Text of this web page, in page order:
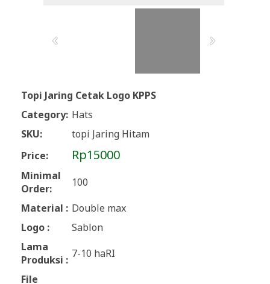
Topi Jaring Cetak Logo KPPS
Category: Hats
SKU:
topi Jaring Hitam
Price:
Rp15000
Minimal
Order:
100
Material : Double max
Logo :
Sablon
Lama
Produksi : 7-10 haRI
File